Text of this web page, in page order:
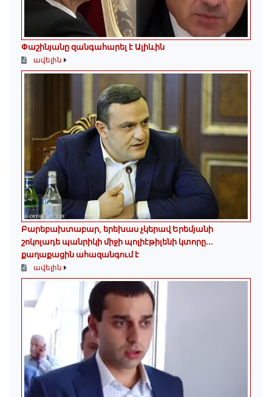
Փաշինյանը զանգահարել է Ալիևին
ավելին
Բարեբախտաբար, երեխաս չկերավ Երեմյանի
շոկոլադե պանրիկի միջի պոլիէթիլենի կտորը․․․
քաղաքացին ահազանգում է
ավելին